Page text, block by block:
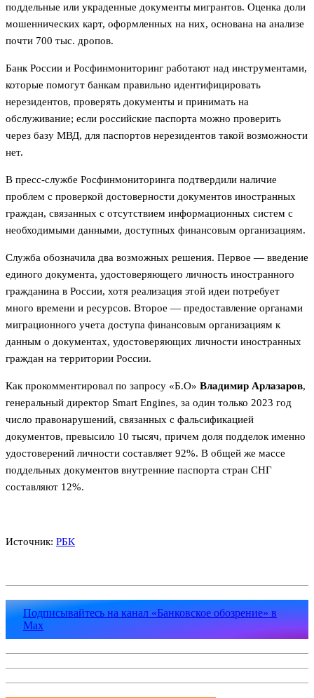
поддельные или украденные документы мигрантов. Оценка доли
мошеннических карт, оформленных на них, основана на анализе
почти 700 тыс. дропов.
Банк России и Росфинмониторинг работают над инструментами,
которые помогут банкам правильно идентифицировать
нерезидентов, проверять документы и принимать на
обслуживание; если российские паспорта можно проверить
через базу МВД, для паспортов нерезидентов такой возможности
нет.
В пресс-службе Росфинмониторинга подтвердили наличие
проблем с проверкой достоверности документов иностранных
граждан, связанных с отсутствием информационных систем с
необходимыми данными, доступных финансовым организациям.
Служба обозначила два возможных решения. Первое — введение
единого документа, удостоверяющего личность иностранного
гражданина в России, хотя реализация этой идеи потребует
много времени и ресурсов. Второе — предоставление органами
миграционного учета доступа финансовым организациям к
данным о документах, удостоверяющих личности иностранных
граждан на территории России.
Как прокомментировал по запросу «Б.О» Владимир Арлазаров,
генеральный директор Smart Engines, за один только 2023 год
число правонарушений, связанных с фальсификацией
документов, превысило 10 тысяч, причем доля подделок именно
удостоверений личности составляет 92%. В общей же массе
поддельных документов внутренние паспорта стран СНГ
составляют 12%.
Источник: РБК
Подписывайтесь на канал «Банковское обозрение» в
Max